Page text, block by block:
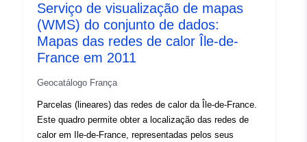
Serviço de visualização de mapas
(WMS) do conjunto de dados:
Mapas das redes de calor Île-de-
France em 2011
Geocatálogo França
Parcelas (lineares) das redes de calor da Île-de-France.
Este quadro permite obter a localização das redes de
calor em Ile-de-France, representadas pelos seus